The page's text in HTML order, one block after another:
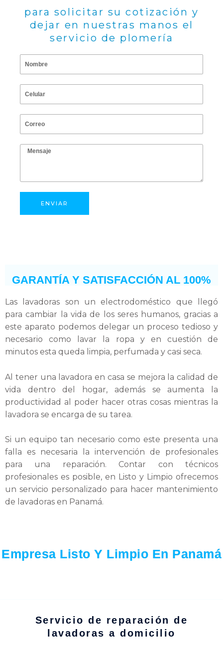
para solicitar su cotización y
dejar en nuestras manos el
servicio de plomería
o
m
e
l
o
r
o
ENVIAR
GARANTÍA Y SATISFACCIÓN AL 100%
Las lavadoras son un electrodoméstico que llegó
para cambiar la vida de los seres humanos, gracias a
este aparato podemos delegar un proceso tedioso y
necesario como lavar la ropa y en cuestión de
minutos esta queda limpia, perfumada y casi seca.
Al tener una lavadora en casa se mejora la calidad de
vida dentro del hogar, además se aumenta la
productividad al poder hacer otras cosas mientras la
lavadora se encarga de su tarea.
Si un equipo tan necesario como este presenta una
falla es necesaria la intervención de profesionales
para una reparación. Contar con técnicos
profesionales es posible, en Listo y Limpio ofrecemos
un servicio personalizado para hacer mantenimiento
de lavadoras en Panamá.
Empresa Listo Y Limpio En Panamá
Servicio de reparación de
lavadoras a domicilio